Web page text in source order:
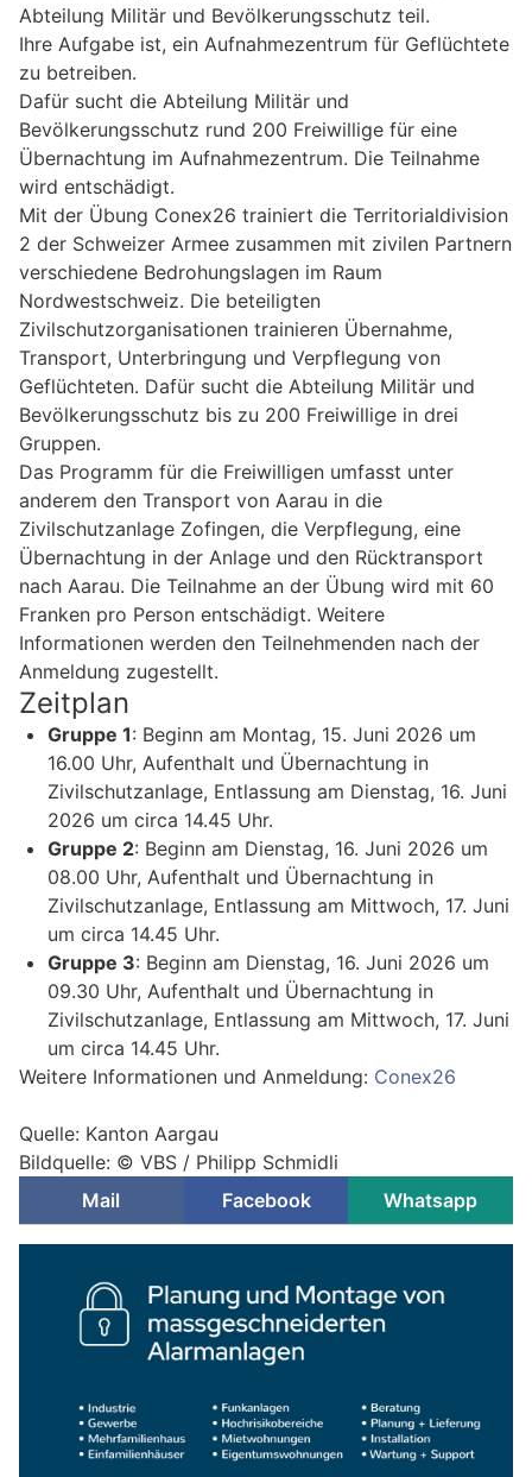
Abteilung Militär und Bevölkerungsschutz teil.
Ihre Aufgabe ist, ein Aufnahmezentrum für Geflüchtete
zu betreiben.
Dafür sucht die Abteilung Militär und
Bevölkerungsschutz rund 200 Freiwillige für eine
Übernachtung im Aufnahmezentrum. Die Teilnahme
wird entschädigt.
Mit der Übung Conex26 trainiert die Territorialdivision
2 der Schweizer Armee zusammen mit zivilen Partnern
verschiedene Bedrohungslagen im Raum
Nordwestschweiz. Die beteiligten
Zivilschutzorganisationen trainieren Übernahme,
Transport, Unterbringung und Verpflegung von
Geflüchteten. Dafür sucht die Abteilung Militär und
Bevölkerungsschutz bis zu 200 Freiwillige in drei
Gruppen.
Das Programm für die Freiwilligen umfasst unter
anderem den Transport von Aarau in die
Zivilschutzanlage Zofingen, die Verpflegung, eine
Übernachtung in der Anlage und den Rücktransport
nach Aarau. Die Teilnahme an der Übung wird mit 60
Franken pro Person entschädigt. Weitere
Informationen werden den Teilnehmenden nach der
Anmeldung zugestellt.
Zeitplan
Gruppe 1: Beginn am Montag, 15. Juni 2026 um
16.00 Uhr, Aufenthalt und Übernachtung in
Zivilschutzanlage, Entlassung am Dienstag, 16. Juni
2026 um circa 14.45 Uhr.
Gruppe 2: Beginn am Dienstag, 16. Juni 2026 um
08.00 Uhr, Aufenthalt und Übernachtung in
Zivilschutzanlage, Entlassung am Mittwoch, 17. Juni
um circa 14.45 Uhr.
Gruppe 3: Beginn am Dienstag, 16. Juni 2026 um
09.30 Uhr, Aufenthalt und Übernachtung in
Zivilschutzanlage, Entlassung am Mittwoch, 17. Juni
um circa 14.45 Uhr.
Weitere Informationen und Anmeldung: Conex26
Quelle: Kanton Aargau
Bildquelle: © VBS / Philipp Schmidli
Mail
Facebook Whatsapp